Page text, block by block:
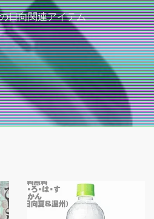
日向関連アイテム